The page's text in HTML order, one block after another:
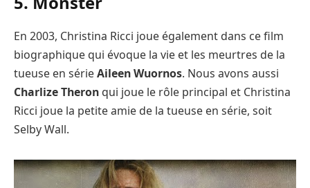
En 2003, Christina Ricci joue également dans ce film
biographique qui évoque la vie et les meurtres de la
tueuse en sérieAileen Wuornos. Nous avons aussi
Charlize Theron qui joue le rôle principal et Christina
Ricci joue la petite amie de la tueuse en série, soit
Selby Wall.